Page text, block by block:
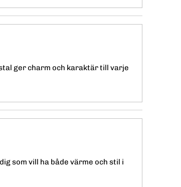
ger charm och karaktär till varje
som vill ha både värme och stil i